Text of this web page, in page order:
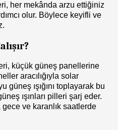
her mekânda arzu ettiğiniz
olur. Böylece keyifli ve
küçük güneş panellerine
aracılığıyla solar
güneş ışığını toplayarak bu
ışınları pilleri şarj eder.
ve karanlık saatlerde